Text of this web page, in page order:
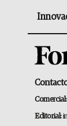
Comercial:
Editorial: